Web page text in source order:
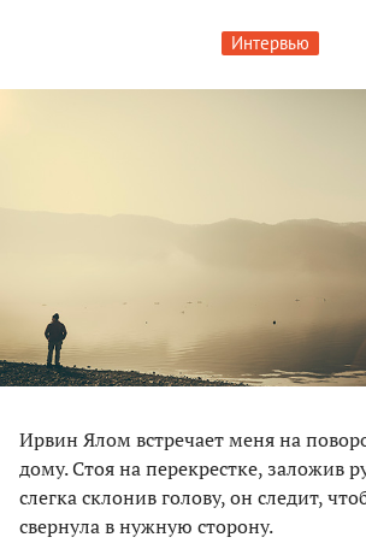
Интервью
Ирвин Ялом встречает меня на
дому. Стоя на перекрестке, заложив
слегка склонив голову, он следит,
свернула в нужную сторону.